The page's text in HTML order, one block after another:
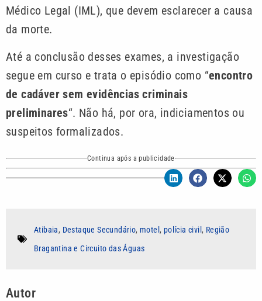
Médico Legal (IML), que devem esclarecer a causa
da morte.
Até a conclusão desses exames, a investigação
segue em curso e trata o episódio como “encontro
de cadáver sem evidências criminais
preliminares“. Não há, por ora, indiciamentos ou
suspeitos formalizados.
Continua após a publicidade
Atibaia, Destaque Secundário, motel , polícia civil , Região
Bragantina e Circuito das Águas
Autor